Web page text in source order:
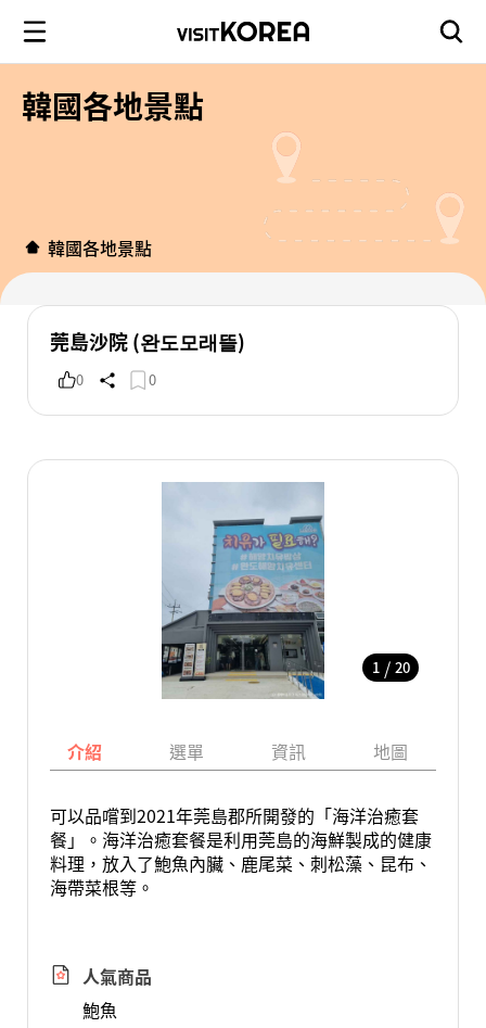
韓國各地景點
韓國各地景點
莞島沙院 (완도모래뜰)
0 0
1 / 20
介紹 選單 資訊 地圖
可以品嚐到2021年莞島郡所開發的「海洋治癒套
餐」。海洋治癒套餐是利用莞島的海鮮製成的健康
料理，放入了鮑魚內臟、鹿尾菜、刺松藻、昆布、
海帶菜根等。
人氣商品
鮑魚